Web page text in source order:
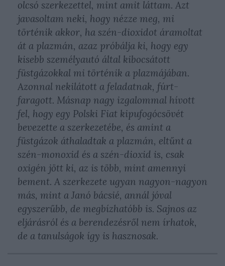
olcsó szerkezettel, mint amit láttam. Azt
javasoltam neki, hogy nézze meg, mi
történik akkor, ha szén-dioxidot áramoltat
át a plazmán, azaz próbálja ki, hogy egy
kisebb személyautó által kibocsátott
füstgázokkal mi történik a plazmájában.
Azonnal nekilátott a feladatnak, fúrt-
faragott. Másnap nagy izgalommal hívott
fel, hogy egy Polski Fiat kipufogócsövét
bevezette a szerkezetébe, és amint a
füstgázok áthaladtak a plazmán, eltűnt a
szén-monoxid és a szén-dioxid is, csak
oxigén jött ki, az is több, mint amennyi
bement. A szerkezete ugyan nagyon-nagyon
más, mint a Janó bácsié, annál jóval
egyszerűbb, de megbízhatóbb is. Sajnos az
eljárásról és a berendezésről nem írhatok,
de a tanulságok így is hasznosak.